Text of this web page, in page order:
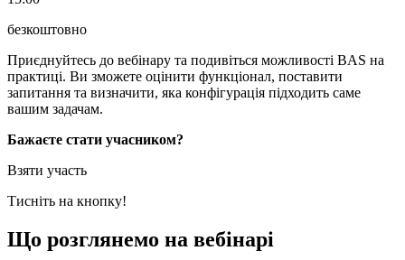
безкоштовно
Приєднуйтесь до вебінару та подивіться можливості BAS на
практиці. Ви зможете оцінити функціонал, поставити
запитання та визначити, яка конфігурація підходить саме
вашим задачам.
Бажаєте стати учасником?
Взяти участь
Тисніть на кнопку!
Що розглянемо на вебінарі